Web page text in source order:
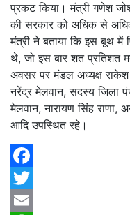
प्रकट किया। मंत्री गणेश
की सरकार को अधिक से
मंत्री ने बताया कि इस बूथ में
थे, जो इस बार शत प्रतिशत
अवसर पर मंडल अध्यक्ष राकेश
नरेंद्र मेलवान, सदस्य जिला
मेलवान, नारायण सिंह राणा,
आदि उपस्थित रहे।
Facebook
Twitter